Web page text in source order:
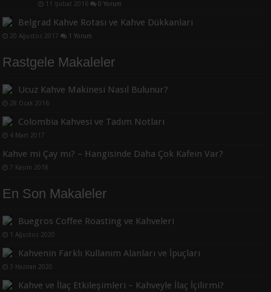
11 Şubat 2016 0 Yorum
Belgrad Kahve Rotası ve Kahve Dükkanları
20 Ağustos 2017 1 Yorum
Rastgele Makaleler
Ucuz Kahve Makinesi Nasıl Bulunur?
28 Ocak 2016
Colombia Kahvesi ve Tadım Notları
4 Mart 2017
Kahve mi Çay mı? – Hangisinde Daha Çok Kafein Var?
7 Kasım 2018
En Son Makaleler
Buegros Coffee Roasting ve Kahveleri
1 Ağustos 2020
Kahvenin Farklı Kullanım Alanları ve İpuçları
3 Haziran 2020
Kahve ve İlaç Etkileşimleri – Kahveyle İlaç İçilirmi?